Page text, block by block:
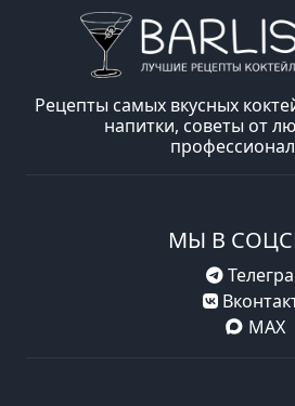
Рецепты самых вкусных
напитки, советы от
МЫ В
MAX